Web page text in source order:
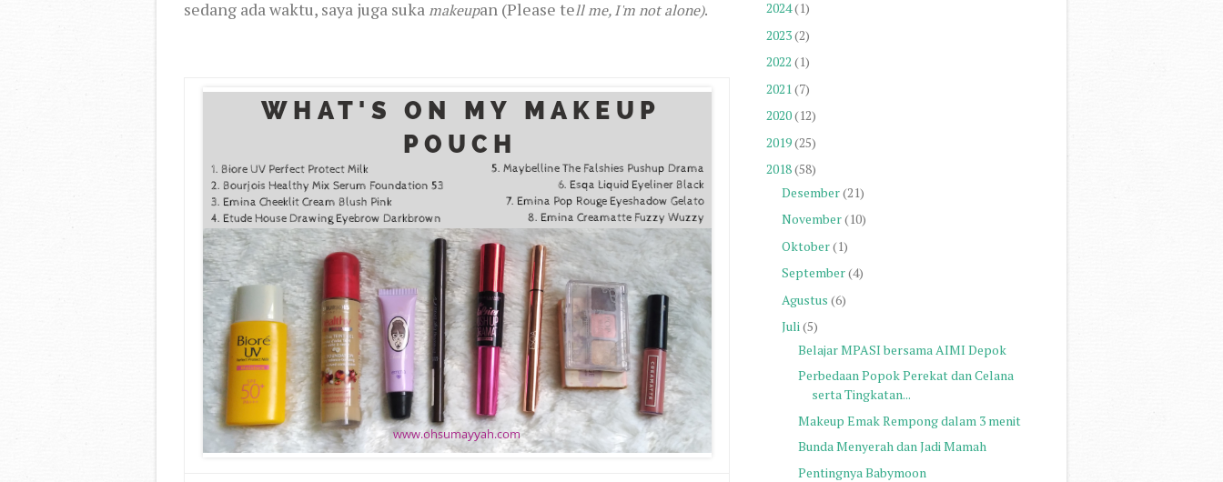
sedang ada waktu, saya juga sukamakeupan (Please tell me, I'm not alone). 2024(1)
2023(2)
2022 (1)
2021(7)
2020(12)
2019(25)
2018(58)
Desember(21)
November(10)
Oktober(1)
September(4)
Agustus (6)
Juli(5)
Belajar MPASI bersama AIMI Depok
Perbedaan Popok Perekat dan Celana
serta Tingkatan...
Makeup Emak Rempong dalam 3 menit
Bunda Menyerah dan Jadi Mamah
Pentingnya Babymoon